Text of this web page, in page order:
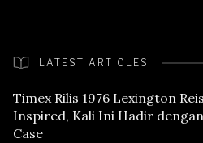
LATEST ARTICLES
Timex Rilis 1976 Lexington
Inspired, Kali Ini Hadir
Case